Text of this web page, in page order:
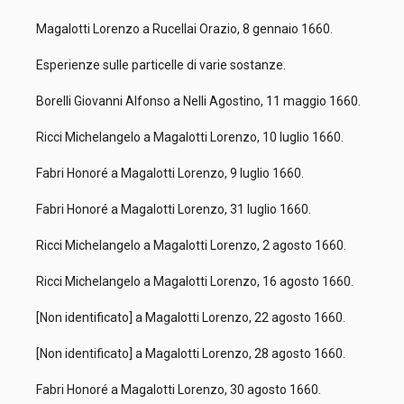
Magalotti Lorenzo a Rucellai Orazio, 8 gennaio 1660.
Esperienze sulle particelle di varie sostanze.
Borelli Giovanni Alfonso a Nelli Agostino, 11 maggio 1660.
Ricci Michelangelo a Magalotti Lorenzo, 10 luglio 1660.
Fabri Honoré a Magalotti Lorenzo, 9 luglio 1660.
Fabri Honoré a Magalotti Lorenzo, 31 luglio 1660.
Ricci Michelangelo a Magalotti Lorenzo, 2 agosto 1660.
Ricci Michelangelo a Magalotti Lorenzo, 16 agosto 1660.
[Non identificato] a Magalotti Lorenzo, 22 agosto 1660.
[Non identificato] a Magalotti Lorenzo, 28 agosto 1660.
Fabri Honoré a Magalotti Lorenzo, 30 agosto 1660.